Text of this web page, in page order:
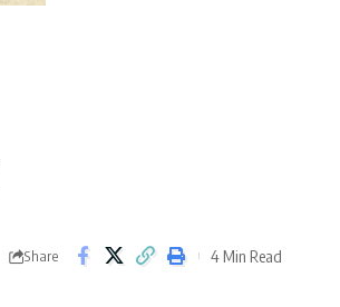
Share 4 Min Read